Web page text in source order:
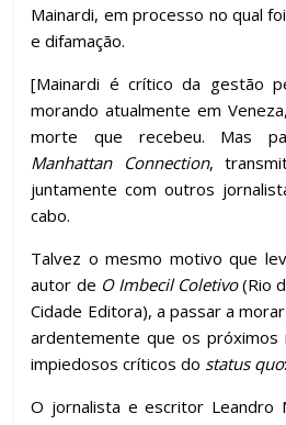
Mainardi, em processo no qual
e difamação.
[Mainardi é crítico da gestão
morando atualmente em
morte que recebeu. Mas
Manhattan Connection,
juntamente com outros
cabo.
Talvez o mesmo motivo que
autor de O Imbecil Coletivo(Rio
Cidade Editora), a passar a
ardentemente que os
impiedosos críticos do status quo:
O jornalista e escritor Leandro